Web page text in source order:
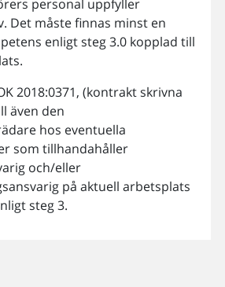
personal uppfyller
Det måste finnas minst en
enligt steg 3.0 kopplad till
2018:0371, (kontrakt skrivna
även den
hos eventuella
som tillhandahåller
och/eller
på aktuell arbetsplats
steg 3.